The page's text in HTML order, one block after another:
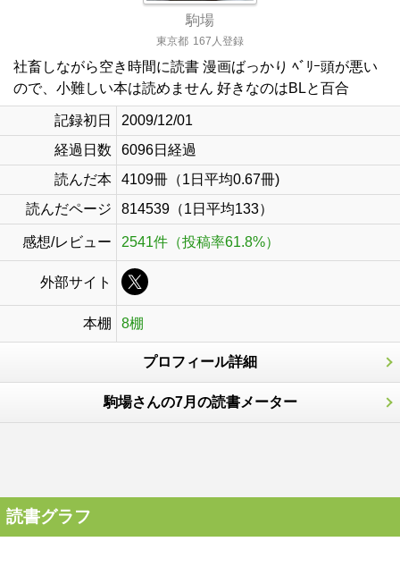
駒場
東京都 167人登録
社畜しながら空き時間に読書 漫画ばっかり ﾍﾞﾘｰ頭が悪い
ので、小難しい本は読めません 好きなのはBLと百合
記録初日
2009/12/01
経過日数
6096日経過
読んだ本
4109冊（1日平均0.67冊)
読んだページ
814539（1日平均133）
感想/レビュー 2541件（投稿率61.8%）
外部サイト
本棚 8棚
プロフィール詳細
駒場さんの7月の読書メーター
読書グラフ